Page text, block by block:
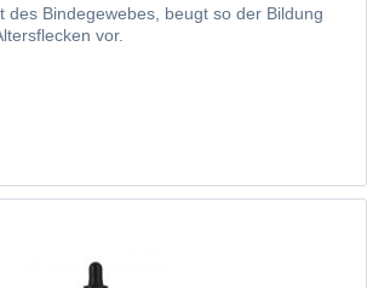
des Bindegewebes, beugt so der Bildung
vor.